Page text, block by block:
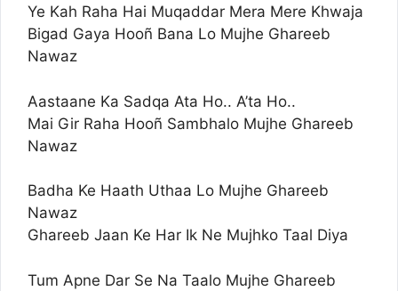
Ye Kah Raha Hai Muqaddar Mera Mere Khwaja
Bigad Gaya Hooñ Bana Lo Mujhe Ghareeb
Nawaz
Aastaane Ka Sadqa Ata Ho.. A’ta Ho..
Mai Gir Raha Hooñ Sambhalo Mujhe Ghareeb
Nawaz
Badha Ke Haath Uthaa Lo Mujhe Ghareeb
Nawaz
Ghareeb Jaan Ke Har Ik Ne Mujhko Taal Diya
Tum Apne Dar Se Na Taalo Mujhe Ghareeb